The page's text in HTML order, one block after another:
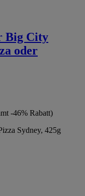
Big City
oder
-46% Rabatt)
Sydney, 425g